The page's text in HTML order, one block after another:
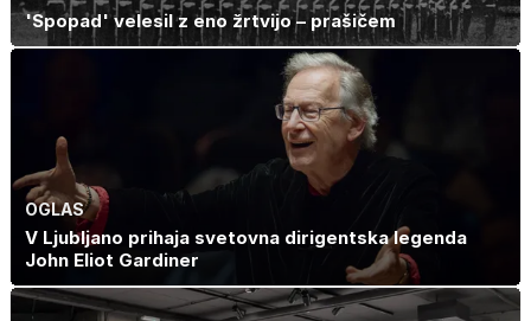
'Spopad' velesil z eno žrtvijo – prašičem
OGLAS
V Ljubljano prihaja svetovna dirigentska legenda
John Eliot Gardiner